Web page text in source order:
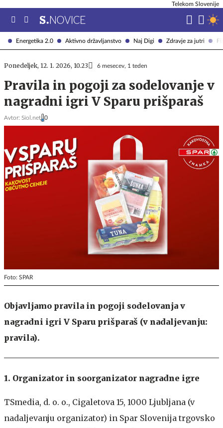
Energetika 2.0 Aktivno državljanstvo Naj Digi Zdravje za jutri
Telekom Slovenije
Ponedeljek, 12. 1. 2026, 10.23 6 mesecev, 1 teden
Pravila in pogoji za sodelovanje v
nagradni igri V Sparu prišparaš
Avtor: Siol.net 0
Foto: SPAR
Objavljamo pravila in pogoji sodelovanja v
nagradni igri V Sparu prišparaš (v nadaljevanju:
pravila).
1. Organizator in soorganizator nagradne igre
TSmedia, d. o. o., Cigaletova 15, 1000 Ljubljana (v
nadaljevanju organizator) in Spar Slovenija trgovsko